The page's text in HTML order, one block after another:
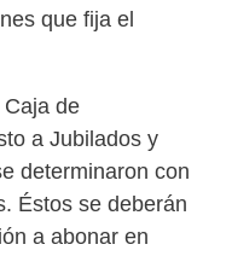
que fija el
de
a Jubilados y
determinaron con
Éstos se deberán
a abonar en